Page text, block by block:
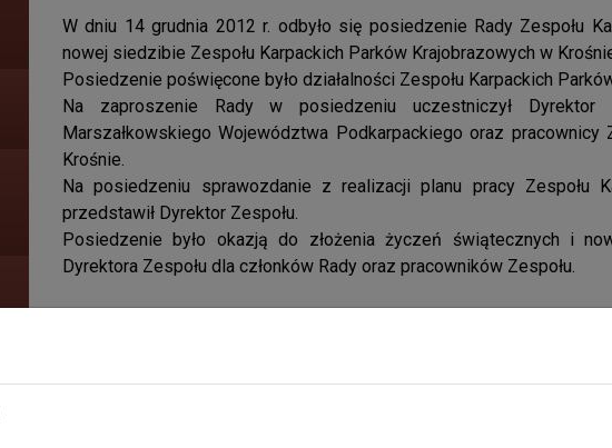
W dniu 14 grudnia 2012 r. odbyło się posiedzenie Rady Zespołu
nowej siedzibie Zespołu Karpackich Parków Krajobrazowych w
Posiedzenie poświęcone było działalności Zespołu Karpackich
Na zaproszenie Rady w posiedzeniu uczestniczył Dyrektor
Marszałkowskiego Województwa Podkarpackiego oraz pracownicy
Krośnie.
Na posiedzeniu sprawozdanie z realizacji planu pracy Zespołu
przedstawił Dyrektor Zespołu.
Posiedzenie było okazją do złożenia życzeń świątecznych i
Dyrektora Zespołu dla członków Rady oraz pracowników Zespołu.